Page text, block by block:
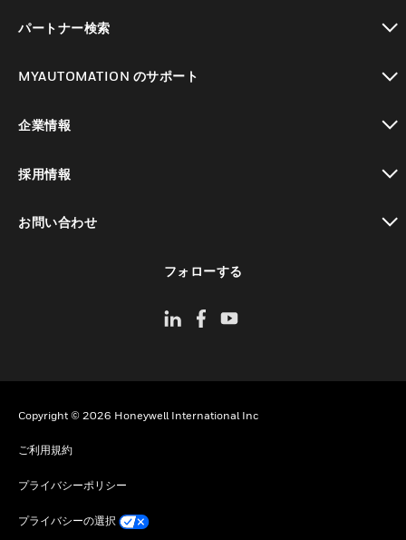
パートナー検索
MYAUTOMATION のサポート
企業情報
採用情報
お問い合わせ
フォローする
Copyright © 2026 Honeywell International Inc
ご利用規約
プライバシーポリシー
プライバシーの選択